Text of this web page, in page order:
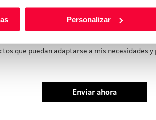
Personalizar
que puedan adaptarse a mis necesidades